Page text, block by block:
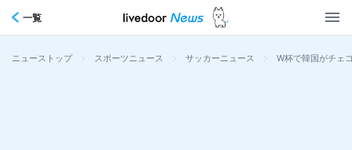
一覧
ニューストップ > スポーツニュース > サッカーニュース > W杯で韓国がチェ